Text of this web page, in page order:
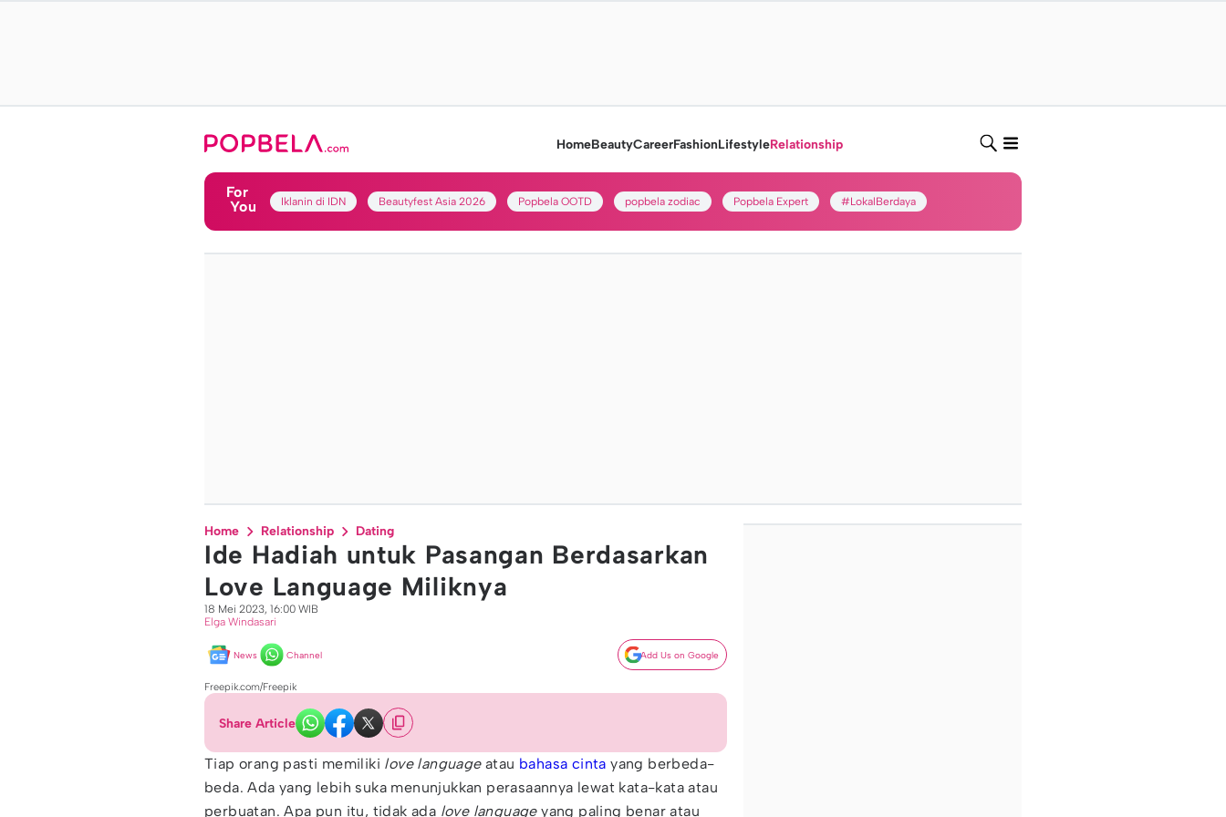
HomeBeautyCareerFashionLifestyleRelationship
For
You
Iklanin di IDN Beautyfest Asia 2026 Popbela OOTD popbela zodiac Popbela Expert #LokalBerdaya
Home Relationship Dating
Ide Hadiah untuk Pasangan Berdasarkan
Love Language Miliknya
18 Mei 2023, 16:00 WIB
Elga Windasari
News Channel Add Us on Google
Freepik.com/Freepik
Share Article
Tiap orang pasti memiliki love languageatau bahasa cinta yang berbeda-
beda. Ada yang lebih suka menunjukkan perasaannya lewat kata-kata atau
perbuatan. Apa pun itu, tidak ada love languageyang paling benar atau